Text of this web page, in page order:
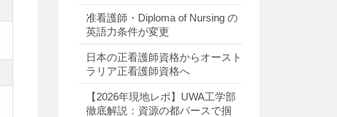
准看護師・Diploma of Nursing の
英語力条件が変更
日本の正看護師資格からオースト
ラリア正看護師資格へ
【2026年現地レポ】UWA工学部
徹底解説：資源の都パースで掴